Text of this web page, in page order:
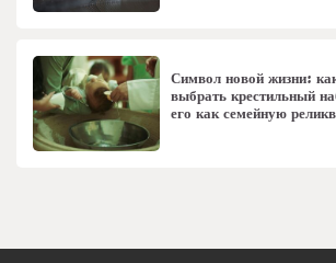
Символ новой жизни:
выбрать крестильный
его как семейную